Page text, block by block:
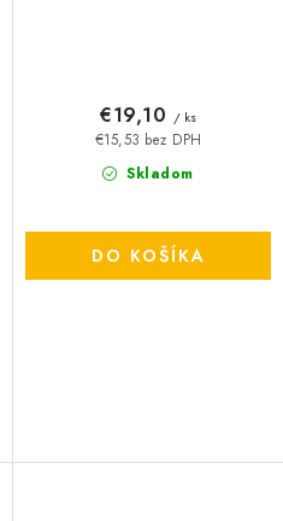
Skladom
€15,53 bez DPH
€19,10 / ks
DO KOŠÍKA